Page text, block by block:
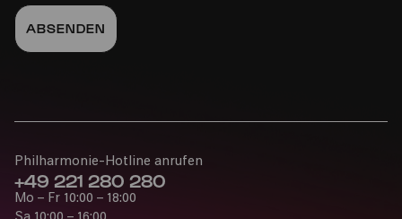
Philharmonie-Hotline anrufen
+49 221 280 280
Mo – Fr 10:00 – 18:00